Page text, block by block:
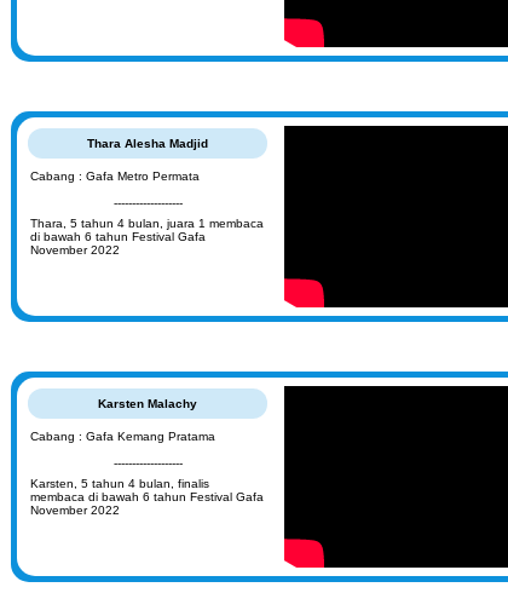
Thara Alesha Madjid
Cabang : Gafa Metro Permata
-------------------
Thara, 5 tahun 4 bulan, juara 1 membaca
di bawah 6 tahun Festival Gafa
November 2022
Karsten Malachy
Cabang : Gafa Kemang Pratama
-------------------
Karsten, 5 tahun 4 bulan, finalis
membaca di bawah 6 tahun Festival Gafa
November 2022